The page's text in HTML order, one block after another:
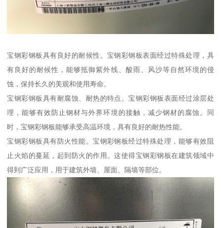
宝钢彩钢板具有良好的耐候性。宝钢彩钢板表面经过特殊处理，具
有良好的耐候性，能够抵御紫外线、酸雨、风沙等自然环境的侵
蚀，保持长久的美观和使用寿命。
宝钢彩钢板具有耐腐蚀、耐热的特点。宝钢彩钢板表面经过涂层处
理，能够有效防止钢材与外界环境的接触，减少钢材的腐蚀。同
时，宝钢彩钢板能够承受高温环境，具有良好的耐热性能。
宝钢彩钢板具有防火性能。宝钢彩钢板经过特殊处理，能够有效阻
止火焰的蔓延，起到防火的作用。这使得宝钢彩钢板在建筑领域中
得到广泛应用，用于建筑外墙、屋面、隔墙等部位。